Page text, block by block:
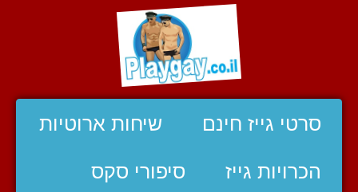
סרטי גייז חינם שיחות ארוטיות
הכרויות גייז סיפורי סקס